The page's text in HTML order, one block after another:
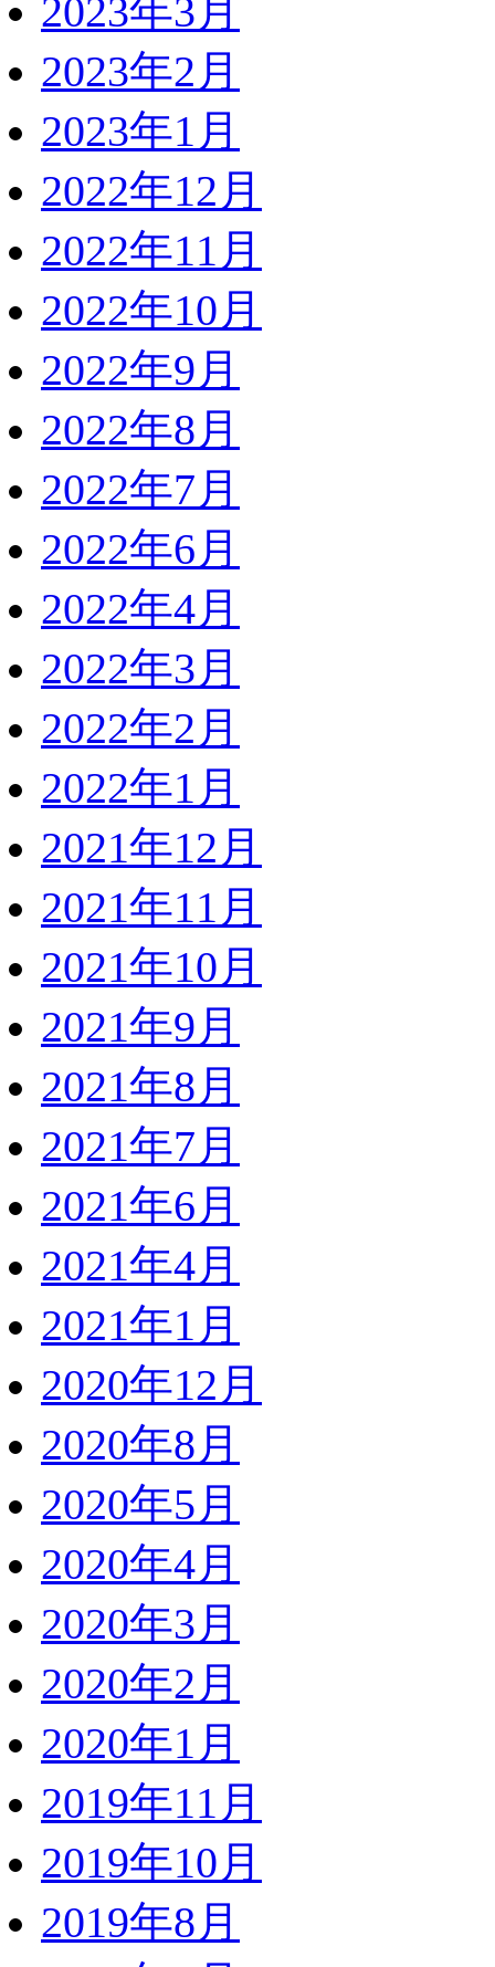
2023年3月
2023年2月
2023年1月
2022年12月
2022年11月
2022年10月
2022年9月
2022年8月
2022年7月
2022年6月
2022年4月
2022年3月
2022年2月
2022年1月
2021年12月
2021年11月
2021年10月
2021年9月
2021年8月
2021年7月
2021年6月
2021年4月
2021年1月
2020年12月
2020年8月
2020年5月
2020年4月
2020年3月
2020年2月
2020年1月
2019年11月
2019年10月
2019年8月